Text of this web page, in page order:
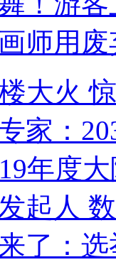
师用
楼大火
家：
年度
起人
了：